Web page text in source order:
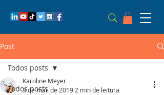
Post
Todos posts
Todos posts
Karoline Meyer
3 de mai. de 2019 2 min de leitura